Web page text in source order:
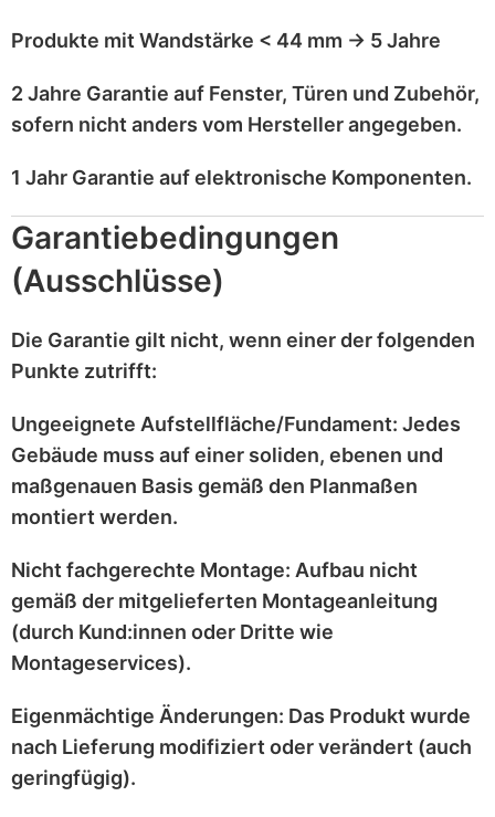
Produkte mit Wandstärke < 44 mm → 5 Jahre
2 Jahre Garantie auf Fenster, Türen und Zubehör,
sofern nicht anders vom Hersteller angegeben.
1 Jahr Garantie aufelektronische Komponenten.
Garantiebedingungen
(Ausschlüsse)
Die Garantie gilt nicht, wenn einer der folgenden
Punkte zutrifft:
Ungeeignete Aufstellfläche/Fundament: Jedes
Gebäude muss auf einer soliden, ebenen und
maßgenauen Basis gemäß den Planmaßen
montiert werden.
Nicht fachgerechte Montage: Aufbau nicht
gemäß der mitgelieferten Montageanleitung
(durch Kund:innen oder Dritte wie
Montageservices).
Eigenmächtige Änderungen: Das Produkt wurde
nach Lieferung modifiziert oderverändert (auch
geringfügig).